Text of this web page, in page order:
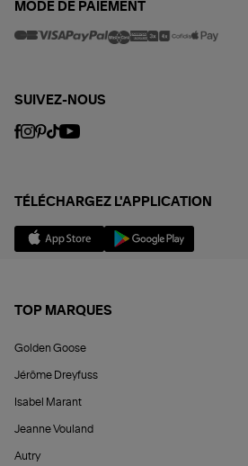
MODE DE PAIEMENT
SUIVEZ-NOUS
TÉLÉCHARGEZ L'APPLICATION
TOP MARQUES
Golden Goose
Jérôme Dreyfuss
Isabel Marant
Jeanne Vouland
Autry